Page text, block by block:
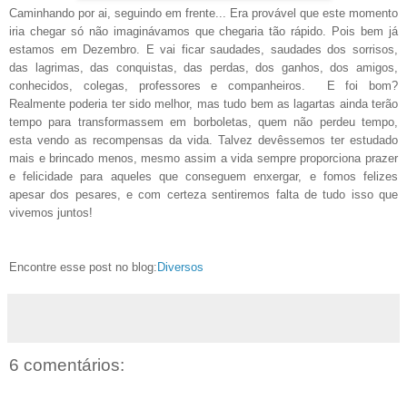
Caminhando por ai, seguindo em frente... Era provável que este momento
iria chegar só não imaginávamos que chegaria tão rápido. Pois bem já
estamos em Dezembro. E vai ficar saudades, saudades dos sorrisos,
das lagrimas, das conquistas, das perdas, dos ganhos, dos amigos,
conhecidos, colegas, professores e companheiros. E foi bom?
Realmente poderia ter sido melhor, mas tudo bem as lagartas ainda terão
tempo para transformassem em borboletas, quem não perdeu tempo,
esta vendo as recompensas da vida. Talvez devêssemos ter estudado
mais e brincado menos, mesmo assim a vida sempre proporciona prazer
e felicidade para aqueles que conseguem enxergar, e fomos felizes
apesar dos pesares, e com certeza sentiremos falta de tudo isso que
vivemos juntos!
Encontre esse post no blog: Diversos
6 comentários: